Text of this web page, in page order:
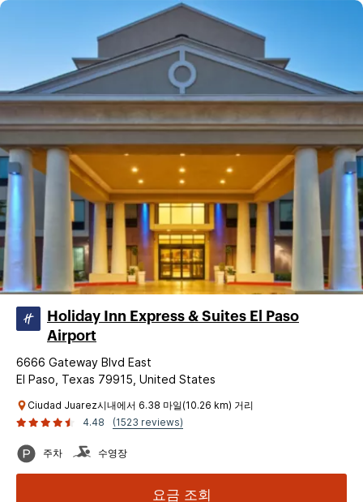
Holiday Inn Express & Suites El Paso
Airport
6666 Gateway Blvd East
El Paso, Texas 79915, United States
Ciudad Juarez시내에서 6.38 마일(10.26 km) 거리
4.48
(1523 reviews)
주차 수영장
요금 조회